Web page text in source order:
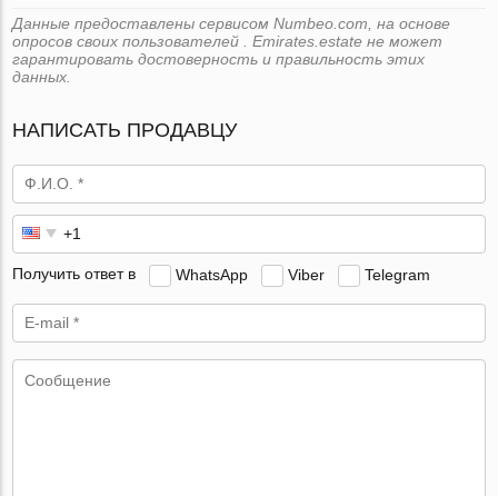
Данные предоставлены сервисом Numbeo.com, на основе
опросов своих пользователей . Emirates.estate не может
гарантировать достоверность и правильность этих
данных.
НАПИСАТЬ ПРОДАВЦУ
Получить ответ в WhatsApp Viber Telegram